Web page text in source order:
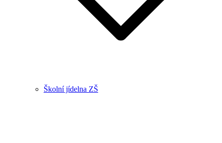
Školní jídelna ZŠ